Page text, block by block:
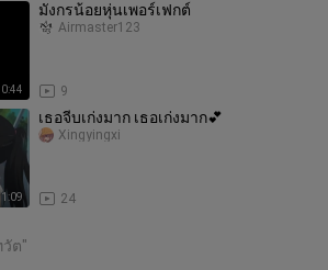
0:44
มังกรน้อยหุ่นเพอร์เฟกต์
9
Airmaster123
1:09
เธอจีบเก่งมาก เธอเก่งมาก💕
24
Xingyingxi
วัต"